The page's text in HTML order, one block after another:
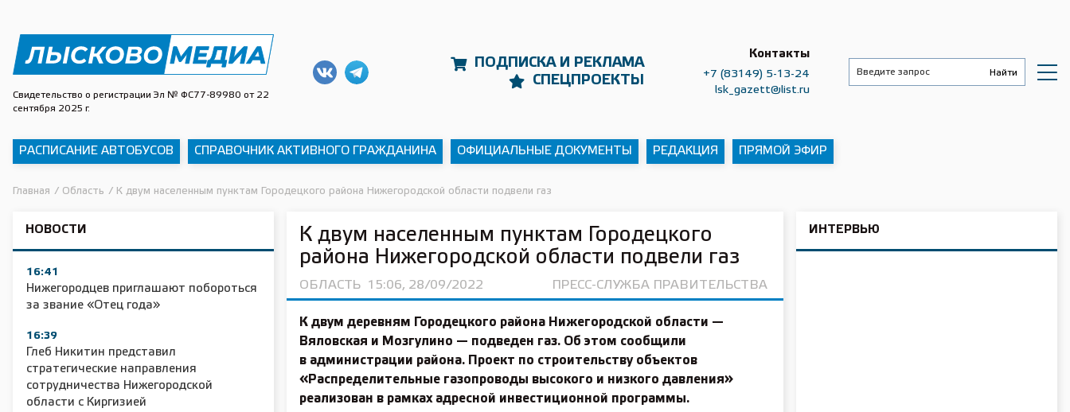
Свидетельство о регистрации Эл № ФС77-89980 от 22
сентября 2025 г.
ПОДПИСКА И РЕКЛАМА
СПЕЦПРОЕКТЫ
Контакты
+7 (83149) 5-13-24
lsk_gazett@list.ru
РАСПИСАНИЕ АВТОБУСОВ СПРАВОЧНИК АКТИВНОГО ГРАЖДАНИНА ОФИЦИАЛЬНЫЕ ДОКУМЕНТЫ РЕДАКЦИЯ ПРЯМОЙ ЭФИР
Главная / Область / К двум населенным пунктам Городецкого района Нижегородской области подвели газ
НОВОСТИ
16:41
Нижегородцев приглашают побороться
за звание «Отец года»
16:39
Глеб Никитин представил
стратегические направления
сотрудничества Нижегородской
области с Киргизией
К двум населенным пунктам Городецкого
района Нижегородской области подвели газ
ОБЛАСТЬ 15:06, 28/09/2022 ПРЕСС-СЛУЖБА ПРАВИТЕЛЬСТВА
К двум деревням Городецкого района Нижегородской области —
Вяловская и Мозгулино — подведен газ. Об этом сообщили
в администрации района. Проект по строительству объектов
«Распределительные газопроводы высокого и низкого давления»
реализован в рамках адресной инвестиционной программы.
ИНТЕРВЬЮ